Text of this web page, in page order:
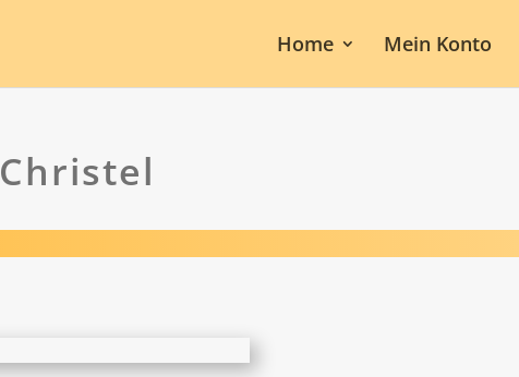
Home Mein Konto
Christel